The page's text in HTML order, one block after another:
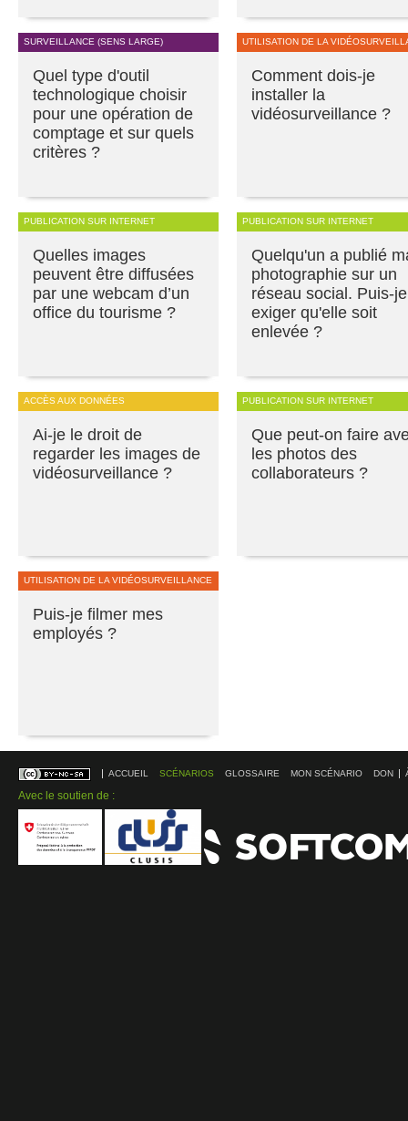
SURVEILLANCE (SENS LARGE)
Quel type d'outil
technologique choisir
pour une opération de
comptage et sur quels
critères ?
UTILISATION DE LA
Comment dois-je
installer la
vidéosurveillance ?
PUBLICATION SUR INTERNET
Quelles images
peuvent être diffusées
par une webcam d’un
office du tourisme ?
PUBLICATION SUR INTERNET
Quelqu'un a publié
photographie sur un
réseau social. Puis-je
exiger qu'elle soit
enlevée ?
ACCÈS AUX DONNÉES
Ai-je le droit de
regarder les images de
vidéosurveillance ?
PUBLICATION SUR INTERNET
Que peut-on faire
les photos des
collaborateurs ?
UTILISATION DE LA VIDÉOSURVEILLANCE
Puis-je filmer mes
employés ?
ACCUEIL SCÉNARIOS GLOSSAIRE MON SCÉNARIO DON
Avec le soutien de :